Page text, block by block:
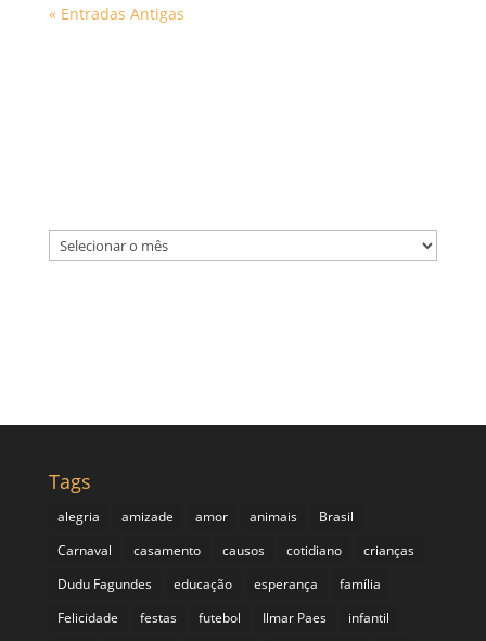
« Entradas Antigas
Arquivos
Tags
alegria amizade amor animais
Brasil
Carnaval
casamento causos cotidiano
crianças
Dudu Fagundes
educação esperança
família
Felicidade
festas futebol Ilmar Paes
infantil